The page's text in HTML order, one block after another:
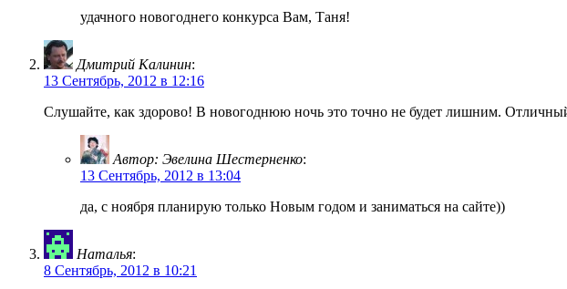
удачного новогоднего конкурса Вам, Таня!
Дмитрий Калинин:
13 Сентябрь, 2012 в 12:16
Слушайте, как здорово! В новогоднюю ночь это точно не будет лишним.
Автор: Эвелина Шестерненко:
13 Сентябрь, 2012 в 13:04
да, с ноября планирую только Новым годом и заниматься на сайте))
Наталья:
8 Сентябрь, 2012 в 10:21